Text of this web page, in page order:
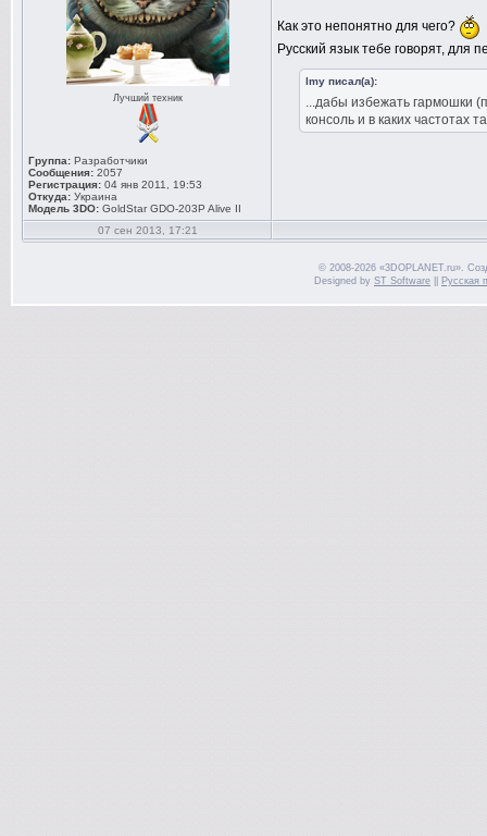
Лучший техник
Группа: Разработчики
Сообщения: 2057
Регистрация: 04 янв 2011, 19:53
Откуда: Украина
Модель 3DO: GoldStar GDO-203P Alive II
Как это непонятно для чего?
Русский язык тебе говорят, для
lmy писал(а):
...дабы избежать гармошки
консоль и в каких частотах
07 сен 2013, 17:21
© 2008-2026 «3DOPLANET.ru».
Designed by ST Software Русская